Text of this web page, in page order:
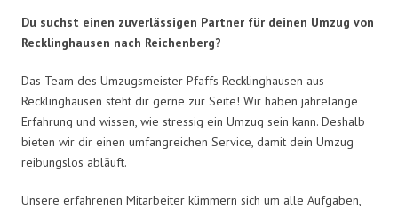
Du suchst einen zuverlässigen Partner für deinen Umzug von
Recklinghausen nach Reichenberg?
Das Team des Umzugsmeister Pfaffs Recklinghausen aus
Recklinghausen steht dir gerne zur Seite! Wir haben jahrelange
Erfahrung und wissen, wie stressig ein Umzug sein kann. Deshalb
bieten wir dir einen umfangreichen Service, damit dein Umzug
reibungslos abläuft.
Unsere erfahrenen Mitarbeiter kümmern sich um alle Aufgaben,